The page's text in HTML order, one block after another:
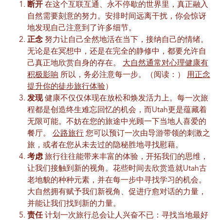
断开 在这个互联互通、永不停歇的世界里，真正融入
自然需要刻意的努力。安排时间远离干扰，你会惊讶
地发现自己注意到了许多细节。
正念 努力让自己全然地活在当下，接纳自己的情绪。
无论是在冥想中，还是在完全的静修中，都要允许自
己真正地欣赏自身的存在。 大自然通常对心理健康有
积极影响 所以，务必注意每一步。（阅读：） 用正念
提升你的徒步旅行体验）
发现健康不仅仅体现在放松和焕发活力上。每一次旅
程都是创造终生难忘回忆的机会，而Utah更是蕴藏着
无限可能。不妨在您的旅途中光顾一下当地人喜爱的
餐厅。 公路旅行 您可以预订一次由导游带领的刺激之
旅，或者在您从未去过的隐秘胜地寻找慰藉。
考虑旅行往往能带来丰富的体验，开拓我们的思维，
让我们接触到新的视角。花些时间去欣赏造就Utah古
老地貌的种种元素，并在每一步中寻找学习的机会。
大自然拥有赋予我们新视角、促进疗愈对话的力量，
并能让我们找到新的力量。
责任计划一次旅行总会让人兴奋不已：寻找当地最好